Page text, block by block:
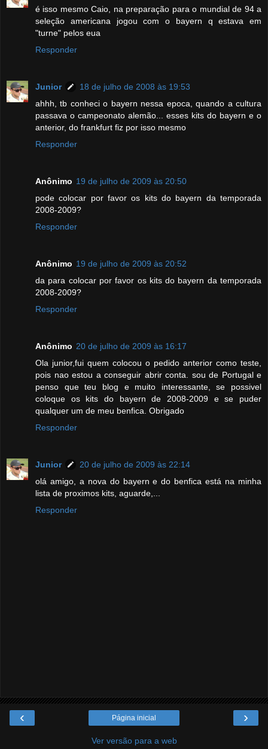
é isso mesmo Caio, na preparação para o mundial de 94 a
seleção americana jogou com o bayern q estava em
"turne" pelos eua
Responder
Junior
18 de julho de 2008 às 19:53
ahhh, tb conheci o bayern nessa epoca, quando a cultura
passava o campeonato alemão... esses kits do bayern e o
anterior, do frankfurt fiz por isso mesmo
Responder
Anônimo 19 de julho de 2009 às 20:50
pode colocar por favor os kits do bayern da temporada
2008-2009?
Responder
Anônimo 19 de julho de 2009 às 20:52
da para colocar por favor os kits do bayern da temporada
2008-2009?
Responder
Anônimo 20 de julho de 2009 às 16:17
Ola junior,fui quem colocou o pedido anterior como teste,
pois nao estou a conseguir abrir conta. sou de Portugal e
penso que teu blog e muito interessante, se possivel
coloque os kits do bayern de 2008-2009 e se puder
qualquer um de meu benfica. Obrigado
Responder
Junior
20 de julho de 2009 às 22:14
olá amigo, a nova do bayern e do benfica está na minha
lista de proximos kits, aguarde,...
Responder
‹ ›
Página inicial
Ver versão para a web